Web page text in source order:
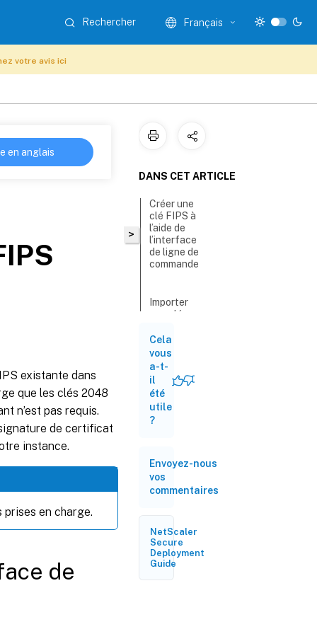
Rechercher Français
votre avis ici
en anglais
existante dans
que les clés 2048
n’est pas requis.
de certificat
instance.
en charge.
de
>
DANS CET ARTICLE
Créer une
clé FIPS à
l’aide de
l’interface
de ligne de
commande
Importer
une clé
l’aide de
l’interface
de ligne de
commande
Créer une
demande
de
certificat
à l’aide de
l’interface
commande
Créer un
de serveur
Cela
vous
a-t-
il
été
utile
?
Envoyez-nous
vos
commentaires
NetScaler
Secure
Deployment
Guide